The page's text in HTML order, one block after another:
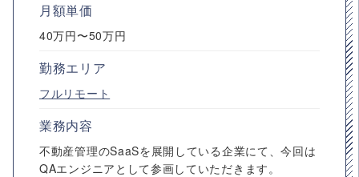
月額単価
40万円〜50万円
勤務エリア
フルリモート
業務内容
不動産管理のSaaSを展開している企業にて、今回は
QAエンジニアとして参画していただきます。